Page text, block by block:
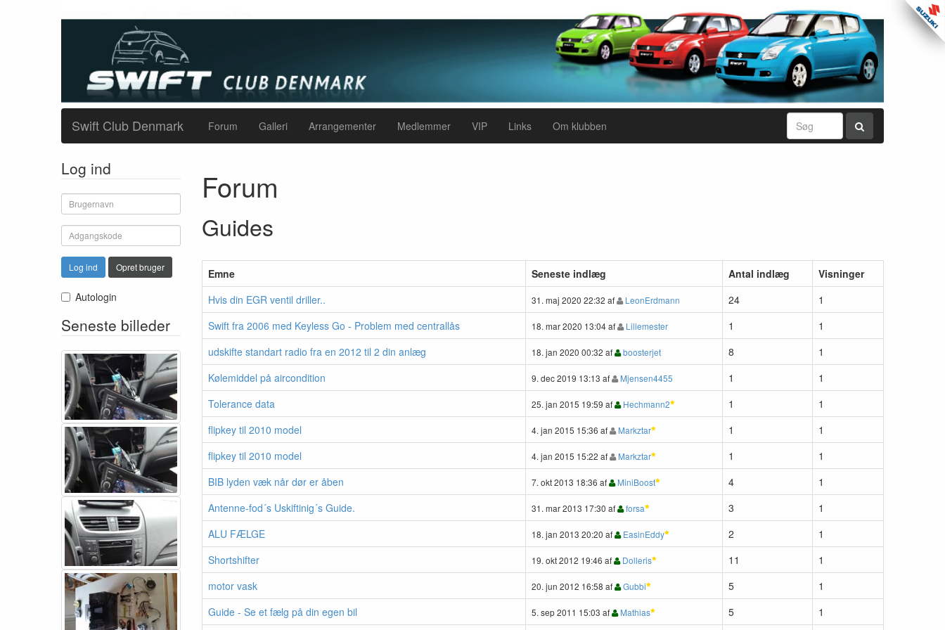
Swift Club Denmark Forum Galleri Arrangementer Medlemmer VIP Links Om klubben
Forum
Guides
Emne Seneste indlæg Antal indlæg
Visninger
Hvis din EGR ventil driller..
31. maj 2020 22:32 af LeonErdmann 24
1
Swift fra 2006 med Keyless Go - Problem med centrallås
18. mar 2020 13:04 af Lillemester 1
1
udskifte standart radio fra en 2012 til 2 din anlæg
18. jan 2020 00:32 af boosterjet 8
1
Kølemiddel på aircondition
9. dec 2019 13:13 af Mjensen4455 1
1
Tolerance data
25. jan 2015 19:59 af Hechmann2 1
1
flipkey til 2010 model
4. jan 2015 15:36 af Markztar 1
1
flipkey til 2010 model
4. jan 2015 15:22 af Markztar 1
1
BIB lyden væk når dør er åben
7. okt 2013 18:36 af MiniBoost 4
1
Antenne-fod´s Uskiftinig´s Guide.
31. mar 2013 17:30 af forsa 3
1
ALU FÆLGE
18. jan 2013 20:20 af EasinEddy 2
1
Shortshifter
19. okt 2012 19:46 af Dolleris 11
1
motor vask
20. jun 2012 16:58 af Gubbi 5
1
Guide - Se et fælg på din egen bil
5. sep 2011 15:03 af Mathias 5 1
Log ind
Log ind Opret bruger
Autologin
Seneste billeder